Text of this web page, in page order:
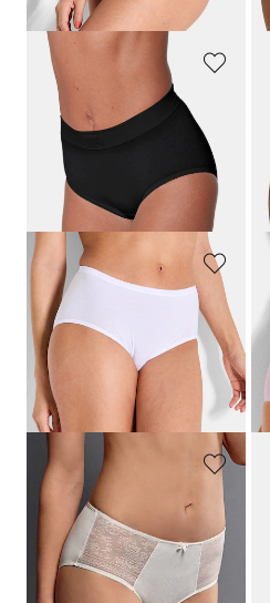
(-14%)
(-
SLOGGI
Lot de 2 slips montants
23,95 €
(-
SPEIDEL
Slip taille haute aspect rayé
11,97 €
19,95 €
Meilleur prix sur 30 jours** : 13,97 €
(-14%)
ROSA FAIA
Slip gainant avec empiècement en dentelle
29,95 €